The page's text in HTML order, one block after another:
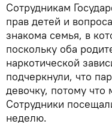
Сотрудникам
прав детей и
знакома семья, в
поскольку оба
наркотической
подчеркнули, что
девочку, потому что
Сотрудники
неделю.